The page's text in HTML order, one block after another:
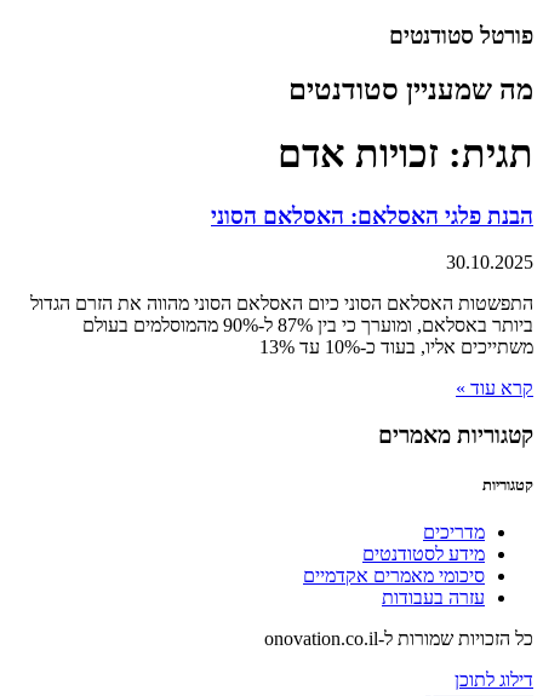
דלג
פורטל סטודנטים
מה שמעניין סטודנטים
תגית: זכויות אדם
הבנת פלגי האסלאם: האסלאם הסוני
30.10.2025
התפשטות האסלאם הסוני כיום האסלאם הסוני מהווה את הזרם הגדול
ביותר באסלאם, ומוערך כי בין 87% ל-90% מהמוסלמים בעולם
משתייכים אליו, בעוד כ-10% עד 13%
קרא עוד »
קטגוריות מאמרים
קטגוריות
מדריכים
מידע לסטודנטים
סיכומי מאמרים אקדמיים
עזרה בעבודות
כל הזכויות שמורות ל-onovation.co.il
דילוג לתוכן